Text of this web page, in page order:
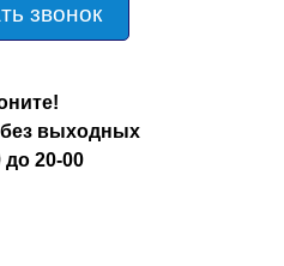
звонок
выходных
до 20-00